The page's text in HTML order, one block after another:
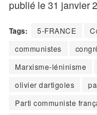
publié le 31 janvier
Tags: 5-FRANCE
communistes
Marxisme-léninisme
olivier dartigoles
Parti communiste